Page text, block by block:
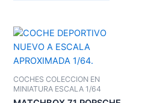
COCHES COLECCION EN
MINIATURA ESCALA 1/64